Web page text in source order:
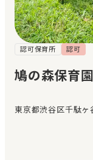
見学日記
メッセージ
おすすめの園
エンクルの特徴と活
認可保育所 認可
鳩の森保育園
東京都渋谷区千駄